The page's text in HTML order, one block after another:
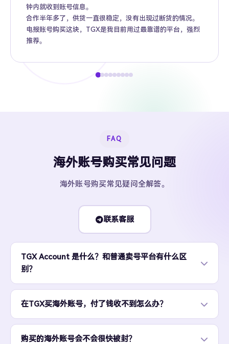
钟内就收到账号信息。
合作半年多了，供货一直很稳定，没有出现过断货的情况。
电报账号购买这块，TGX是我目前用过最靠谱的平台，强烈
推荐。
FAQ
海外账号购买常见问题
海外账号购买常见疑问全解答。
联系客服
TGX Account 是什么？和普通卖号平台有什么区
别？
在TGX买海外账号，付了钱收不到怎么办？
购买的海外账号会不会很快被封？